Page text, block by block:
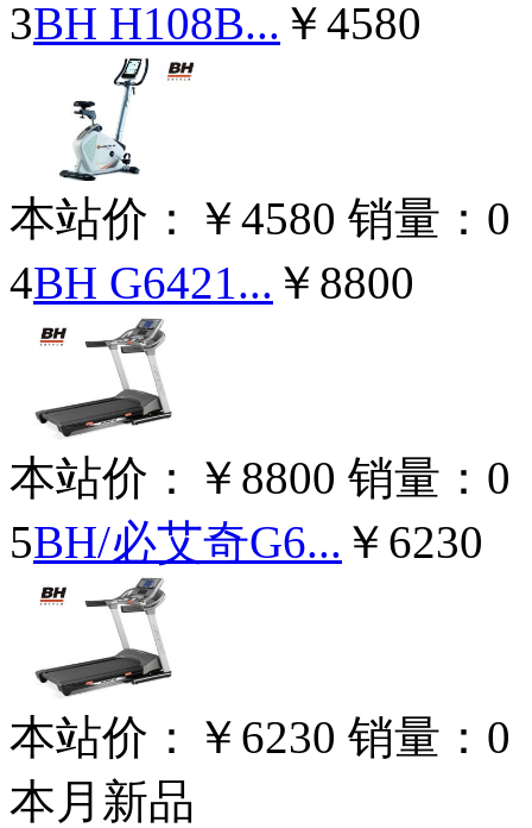
3BH H108B... ￥4580
本站价： ￥4580 销量： 0
4BH G6421... ￥8800
本站价： ￥8800 销量： 0
5BH/必艾奇G6... ￥6230
本站价： ￥6230 销量： 0
本月新品